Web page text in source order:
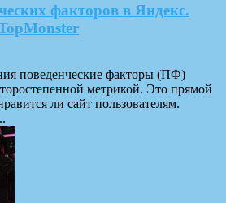
факторов в Яндекс.
поведенческие факторы (ПФ)
метрикой. Это прямой
ли сайт пользователям.